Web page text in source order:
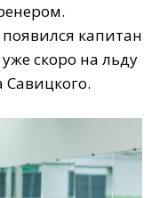
капитан
скоро на льду